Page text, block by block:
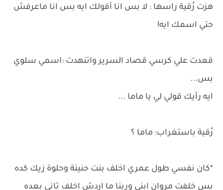
هزت رُقية راسها : لا بس انا أقولك ايه بس انا ماعرفش
حتي اسمك ايه!
قعدت علي كرسي قصاد السرير واتنهدت :اسمي سلوي
بس...
ايه رأيك قولي لي يا ماما ...
رُقية باستغراب: ماما ؟
*كان نفسي طول عمري اخلف بنت حنينة وحلوة زيك كده
بس خلفت مروان ابني وربنا ما اردش اخلف تاني بعده